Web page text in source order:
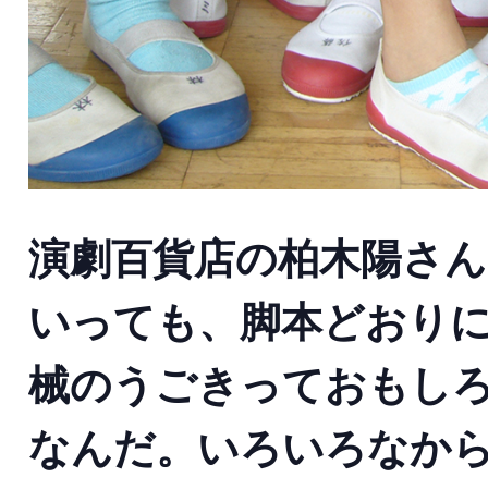
演劇百貨店の柏木陽さ
いっても、脚本どおり
械のうごきっておもし
なんだ。いろいろなか